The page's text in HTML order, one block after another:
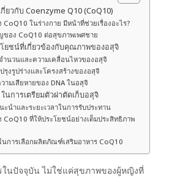
ยวกับ Coenzyme Q10 (CoQ10)
CoQ10 ในร่างกาย มีหน้าที่ช่วยเรื่องอะไร?
ของ CoQ10 ต่อสุขภาพเพศชาย
ยชน์ที่เกี่ยวข้องกับคุณภาพของอสุจิ
ำนวนและความเคลื่อนไหวของอสุจิ
รุงรูปร่างและโครงสร้างของอสุจิ
ามเสียหายของ DNA ในอสุจิ
นการเตรียมตัวผ่าตัดเก็บอสุจิ
นำและระยะเวลาในการรับประทาน
CoQ10 ที่ให้ประโยชน์อย่างเต็มประสิทธิภาพ
การเลือกผลิตภัณฑ์เสริมอาหาร CoQ10
ในปัจจุบัน ไม่ใช่แค่สุขภาพของผู้หญิงที่